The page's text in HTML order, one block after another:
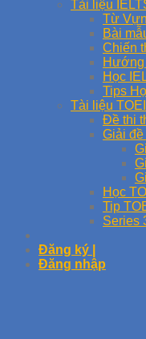
Tài liệu
Từ
Bài
Chiến
Hướng
Học
Tips
Tài liệu
Đề thi
Giải đề
Học
Tip
Series
Đăng ký |
Đăng nhập